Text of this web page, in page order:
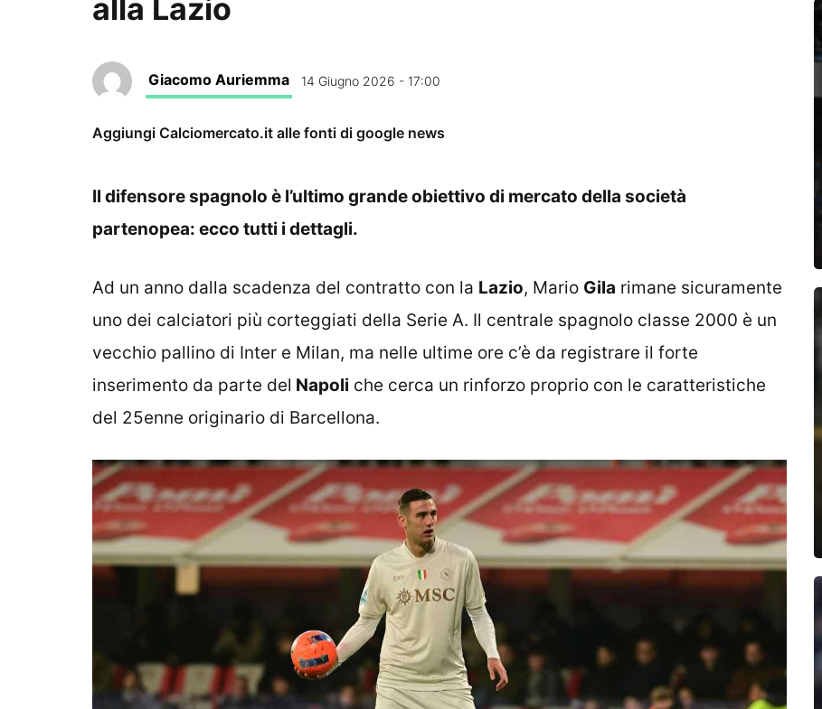
alla Lazio
Giacomo Auriemma 14 Giugno 2026 - 17:00
Aggiungi Calciomercato.it alle fonti di google news
Il difensore spagnolo è l’ultimo grande obiettivo di mercato della società
partenopea: ecco tutti i dettagli.
Ad un anno dalla scadenza del contratto con la Lazio, Mario Gila rimane sicuramente
uno dei calciatori più corteggiati della Serie A. Il centrale spagnolo classe 2000 è un
vecchio pallino di Inter e Milan, ma nelle ultime ore c’è da registrare il forte
inserimento da parte del Napoli che cerca un rinforzo proprio con le caratteristiche
del 25enne originario di Barcellona.